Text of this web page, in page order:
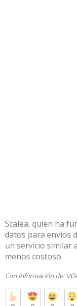
Scalea, quien ha
datos para envíos
un servicio similar
menos costoso.
Con información de: